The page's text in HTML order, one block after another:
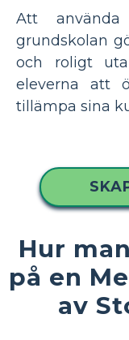
Att
grundskolan
och roligt
eleverna att
tillämpa sina
Hur
på en
av